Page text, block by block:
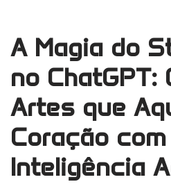
A Magia do
no ChatGPT:
Artes que
Coração com
Inteligência